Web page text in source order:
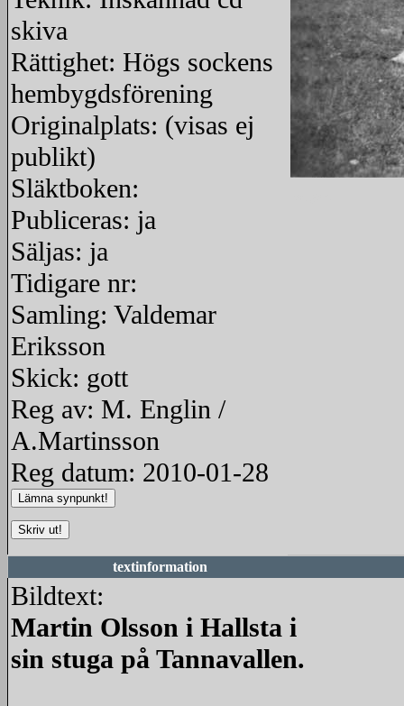
skiva
Rättighet: Högs sockens
hembygdsförening
Originalplats: (visas ej
publikt)
Släktboken:
Publiceras: ja
Säljas: ja
Tidigare nr:
Samling: Valdemar
Eriksson
Skick: gott
Reg av: M. Englin /
A.Martinsson
Reg datum: 2010-01-28
textinformation
Bildtext:
Martin Olsson i Hallsta i
sin stuga på Tannavallen.